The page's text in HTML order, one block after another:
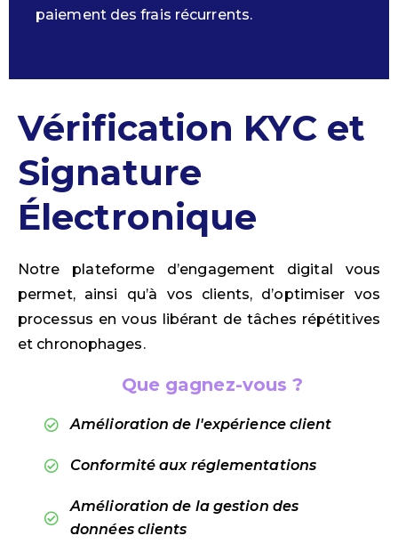
paiement des frais récurrents.
Vérification KYC et
Signature
Électronique
Notre plateforme d’engagement digital vous
permet, ainsi qu’à vos clients, d’optimiser vos
processus en vous libérant de tâches répétitives
et chronophages.
Que gagnez-vous ?
Amélioration de l'expérience client
Conformité aux réglementations
Amélioration de la gestion des
données clients